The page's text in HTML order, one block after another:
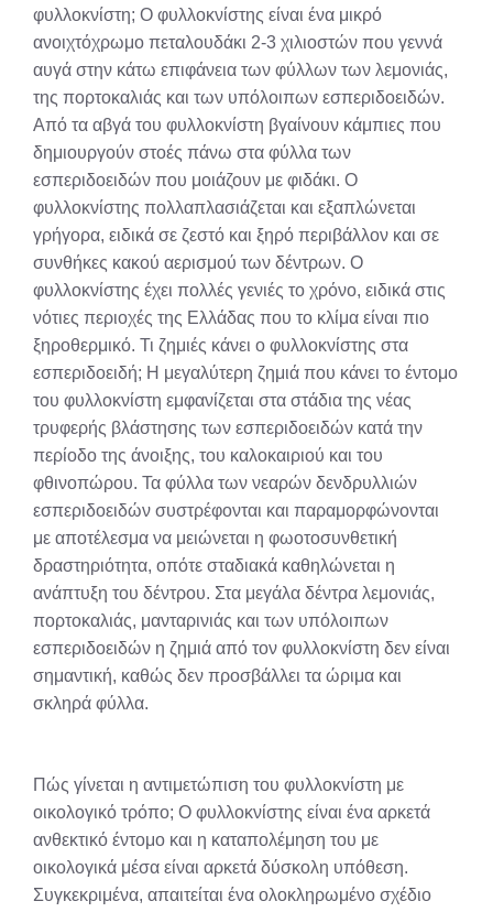
φυλλοκνίστη; Ο φυλλοκνίστης είναι ένα μικρό
ανοιχτόχρωμο πεταλουδάκι 2-3 χιλιοστών που γεννά
αυγά στην κάτω επιφάνεια των φύλλων των λεμονιάς,
της πορτοκαλιάς και των υπόλοιπων εσπεριδοειδών.
Από τα αβγά του φυλλοκνίστη βγαίνουν κάμπιες που
δημιουργούν στοές πάνω στα φύλλα των
εσπεριδοειδών που μοιάζουν με φιδάκι. O
φυλλοκνίστης πολλαπλασιάζεται και εξαπλώνεται
γρήγορα, ειδικά σε ζεστό και ξηρό περιβάλλον και σε
συνθήκες κακού αερισμού των δέντρων. Ο
φυλλοκνίστης έχει πολλές γενιές το χρόνο, ειδικά στις
νότιες περιοχές της Ελλάδας που το κλίμα είναι πιο
ξηροθερμικό. Τι ζημιές κάνει ο φυλλοκνίστης στα
εσπεριδοειδή; Η μεγαλύτερη ζημιά που κάνει το έντομο
του φυλλοκνίστη εμφανίζεται στα στάδια της νέας
τρυφερής βλάστησης των εσπεριδοειδών κατά την
περίοδο της άνοιξης, του καλοκαιριού και του
φθινοπώρου. Τα φύλλα των νεαρών δενδρυλλιών
εσπεριδοειδών συστρέφονται και παραμορφώνονται
με αποτέλεσμα να μειώνεται η φωοτοσυνθετική
δραστηριότητα, οπότε σταδιακά καθηλώνεται η
ανάπτυξη του δέντρου. Στα μεγάλα δέντρα λεμονιάς,
πορτοκαλιάς, μανταρινιάς και των υπόλοιπων
εσπεριδοειδών η ζημιά από τον φυλλοκνίστη δεν είναι
σημαντική, καθώς δεν προσβάλλει τα ώριμα και
σκληρά φύλλα.
Πώς γίνεται η αντιμετώπιση του φυλλοκνίστη με
οικολογικό τρόπο; Ο φυλλοκνίστης είναι ένα αρκετά
ανθεκτικό έντομο και η καταπολέμηση του με
οικολογικά μέσα είναι αρκετά δύσκολη υπόθεση.
Συγκεκριμένα, απαιτείται ένα ολοκληρωμένο σχέδιο